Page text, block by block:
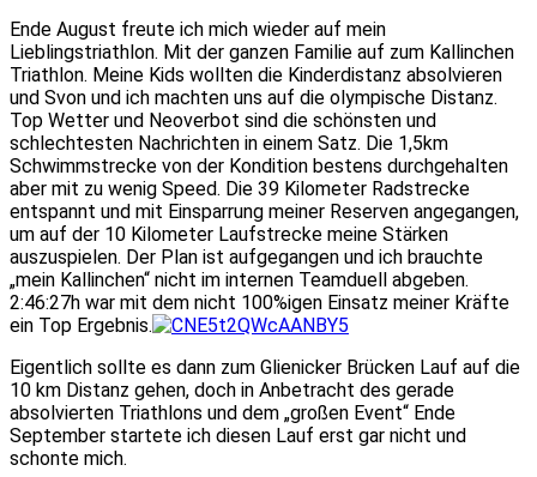
Ende August freute ich mich wieder auf mein
Lieblingstriathlon. Mit der ganzen Familie auf zum Kallinchen
Triathlon. Meine Kids wollten die Kinderdistanz absolvieren
und Svon und ich machten uns auf die olympische Distanz.
Top Wetter und Neoverbot sind die schönsten und
schlechtesten Nachrichten in einem Satz. Die 1,5km
Schwimmstrecke von der Kondition bestens durchgehalten
aber mit zu wenig Speed. Die 39 Kilometer Radstrecke
entspannt und mit Einsparrung meiner Reserven angegangen,
um auf der 10 Kilometer Laufstrecke meine Stärken
auszuspielen. Der Plan ist aufgegangen und ich brauchte
„mein Kallinchen“ nicht im internen Teamduell abgeben.
2:46:27h war mit dem nicht 100%igen Einsatz meiner Kräfte
ein Top Ergebnis.
Eigentlich sollte es dann zum Glienicker Brücken Lauf auf die
10 km Distanz gehen, doch in Anbetracht des gerade
absolvierten Triathlons und dem „großen Event“ Ende
September startete ich diesen Lauf erst gar nicht und
schonte mich.